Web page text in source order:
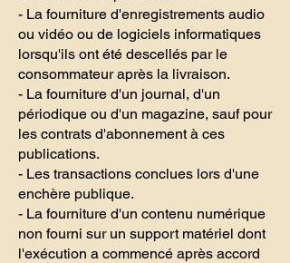
- La fourniture d'enregistrements audio
ou vidéo ou de logiciels informatiques
lorsqu'ils ont été descellés par le
consommateur après la livraison.
- La fourniture d'un journal, d'un
périodique ou d'un magazine, sauf pour
les contrats d'abonnement à ces
publications.
- Les transactions conclues lors d'une
enchère publique.
- La fourniture d'un contenu numérique
non fourni sur un support matériel dont
l'exécution a commencé après accord